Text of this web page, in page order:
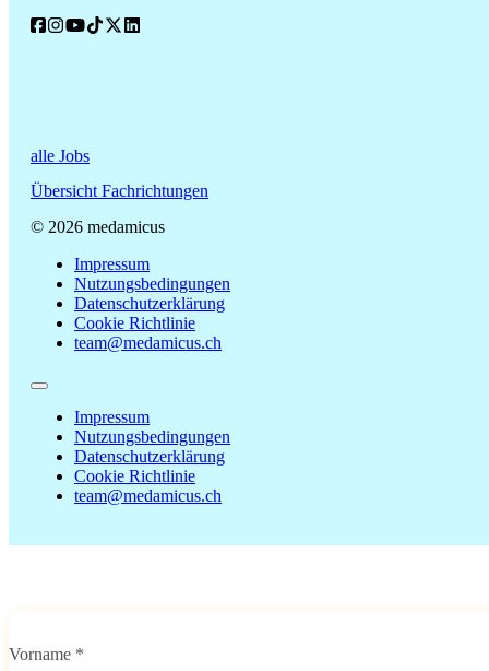
alle Jobs
Übersicht Fachrichtungen
© 2026 medamicus
Impressum
Nutzungsbedingungen
Datenschutzerklärung
Cookie Richtlinie
team@medamicus.ch
Impressum
Nutzungsbedingungen
Datenschutzerklärung
Cookie Richtlinie
team@medamicus.ch
Vorname *